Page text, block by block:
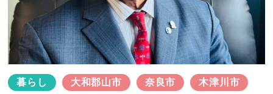
暮らし 大和郡山市 奈良市 木津川市